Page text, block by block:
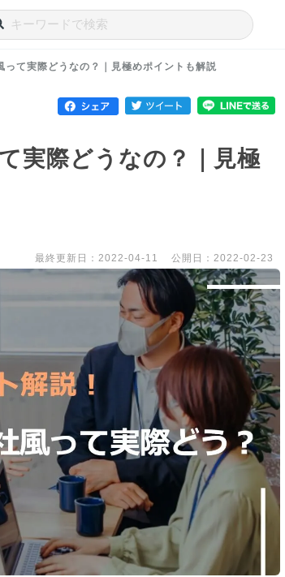
って実際どうなの？｜見極めポイントも解説
実際どうなの？｜見極
最終更新日：2022-04-11
公開日：2022-02-23